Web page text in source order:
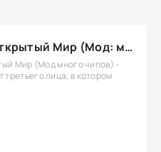
Toilet Fight Открытый Мир (Мод: много чипов, денег, все открыто, бессмертие, урон, 50+ читов)
Мир (Мод много чипов) -
третьего лица, в котором